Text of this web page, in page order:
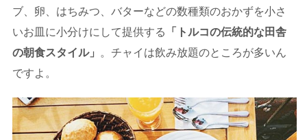
ブ、卵、はちみつ、バターなどの数種類のおかずを小さ
いお皿に小分けにして提供する
「トルコの伝統的な田舎
の朝食スタイル」
。チャイは飲み放題のところが多いん
ですよ。